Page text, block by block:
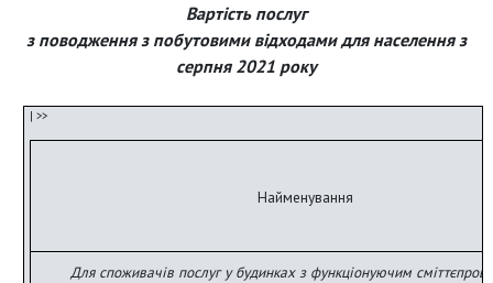
Вартість послуг
з поводження з побутовими відходами для населення з
серпня 2021 року
Найменування
Для споживачів послуг у будинках з функціонуючим